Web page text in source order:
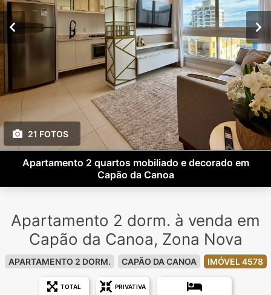
21 FOTOS
Apartamento 2 quartos mobiliado e decorado em
Capão da Canoa
Apartamento 2 dorm. à venda em
Capão da Canoa, Zona Nova
APARTAMENTO 2 DORM. CAPÃO DA CANOA IMÓVEL 4578
TOTAL PRIVATIVA